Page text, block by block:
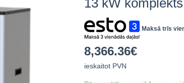
13 kW
Maksā trīs
8,366.36€
ieskaitot PVN